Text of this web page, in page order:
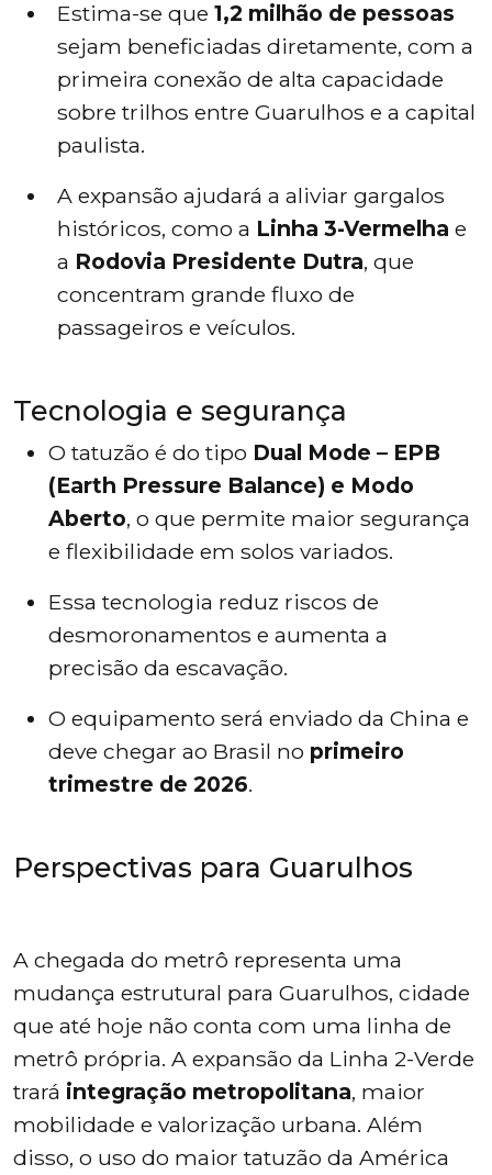
Estima-se que 1,2 milhão de pessoas
sejam beneficiadas diretamente, com a
primeira conexão de alta capacidade
sobre trilhos entre Guarulhos e a capital
paulista.
A expansão ajudará a aliviar gargalos
históricos, como a Linha 3-Vermelha e
a Rodovia Presidente Dutra, que
concentram grande fluxo de
passageiros e veículos.
Tecnologia e segurança
O tatuzão é do tipo Dual Mode – EPB
(Earth Pressure Balance) e Modo
Aberto, o que permite maior segurança
e flexibilidade em solos variados.
Essa tecnologia reduz riscos de
desmoronamentos e aumenta a
precisão da escavação.
O equipamento será enviado da China e
deve chegar ao Brasil no primeiro
trimestre de 2026.
Perspectivas para Guarulhos
A chegada do metrô representa uma
mudança estrutural para Guarulhos, cidade
que até hoje não conta com uma linha de
metrô própria. A expansão da Linha 2-Verde
trará integração metropolitana, maior
mobilidade e valorização urbana. Além
disso, o uso do maior tatuzão da América